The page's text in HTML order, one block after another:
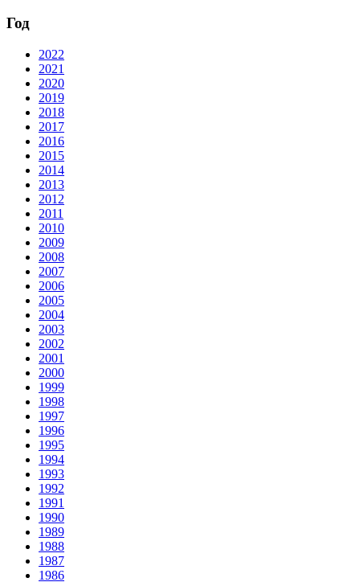
Год
2022
2021
2020
2019
2018
2017
2016
2015
2014
2013
2012
2011
2010
2009
2008
2007
2006
2005
2004
2003
2002
2001
2000
1999
1998
1997
1996
1995
1994
1993
1992
1991
1990
1989
1988
1987
1986